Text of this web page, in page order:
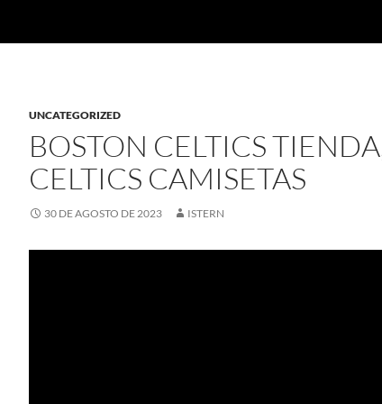
UNCATEGORIZED
BOSTON CELTICS
CELTICS CAMISETAS
30 DE AGOSTO DE 2023 ISTERN